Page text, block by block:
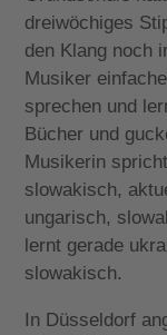
dreiwöchiges
den Klang noch
Musiker
sprechen und
Bücher und
Musikerin
slowakisch,
ungarisch,
lernt gerade
slowakisch.
In Düsseldorf